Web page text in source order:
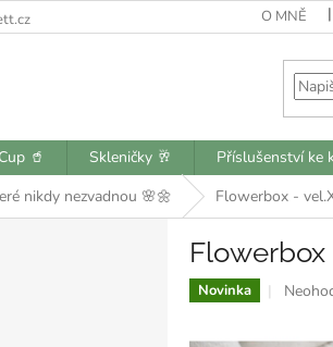
O MNĚ
🥤 Skleničky 🥂 Příslušenství ke
nikdy nezvadnou 🌸🌼 Flowerbox -
Flowerbox
Novinka